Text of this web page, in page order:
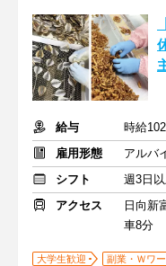
給与
雇用形態
アルバ
シフト
週3日
アクセス
日向新
車8分
大学生歓迎 副業・Ｗワ